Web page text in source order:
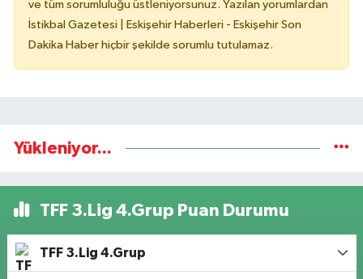
ve tüm sorumluluğu üstleniyorsunuz. Yazılan yorumlardan
İstikbal Gazetesi | Eskişehir Haberleri - Eskişehir Son
Dakika Haber hiçbir şekilde sorumlu tutulamaz.
Yükleniyor...
TFF 3.Lig 4.Grup Puan Durumu
TFF 3.Lig 4.Grup